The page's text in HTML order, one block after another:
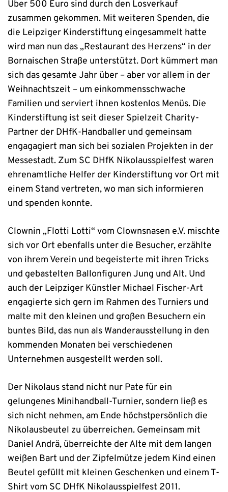
Über 500 Euro sind durch den Losverkauf
zusammen gekommen. Mit weiteren Spenden, die
die Leipziger Kinderstiftung eingesammelt hatte
wird man nun das „Restaurant des Herzens“ in der
Bornaischen Straße unterstützt. Dort kümmert man
sich das gesamte Jahr über – aber vor allem in der
Weihnachtszeit – um einkommensschwache
Familien und serviert ihnen kostenlos Menüs. Die
Kinderstiftung ist seit dieser Spielzeit Charity-
Partner der DHfK-Handballer und gemeinsam
engagagiert man sich bei sozialen Projekten in der
Messestadt. Zum SC DHfK Nikolausspielfest waren
ehrenamtliche Helfer der Kinderstiftung vor Ort mit
einem Stand vertreten, wo man sich informieren
und spenden konnte.
Clownin „Flotti Lotti“ vom Clownsnasen e.V. mischte
sich vor Ort ebenfalls unter die Besucher, erzählte
von ihrem Verein und begeisterte mit ihren Tricks
und gebastelten Ballonfiguren Jung und Alt. Und
auch der Leipziger Künstler Michael Fischer-Art
engagierte sich gern im Rahmen des Turniers und
malte mit den kleinen und großen Besuchern ein
buntes Bild, das nun als Wanderausstellung in den
kommenden Monaten bei verschiedenen
Unternehmen ausgestellt werden soll.
Der Nikolaus stand nicht nur Pate für ein
gelungenes Minihandball-Turnier, sondern ließ es
sich nicht nehmen, am Ende höchstpersönlich die
Nikolausbeutel zu überreichen. Gemeinsam mit
Daniel Andrä, überreichte der Alte mit dem langen
weißen Bart und der Zipfelmütze jedem Kind einen
Beutel gefüllt mit kleinen Geschenken und einem T-
Shirt vom SC DHfK Nikolausspielfest 2011.